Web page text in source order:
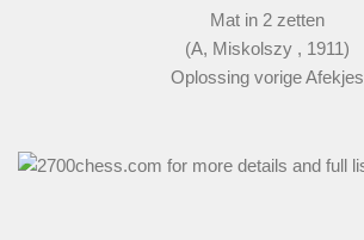
Mat in 2 zetten
(A, Miskolszy , 1911)
Oplossing vorige Afekjes